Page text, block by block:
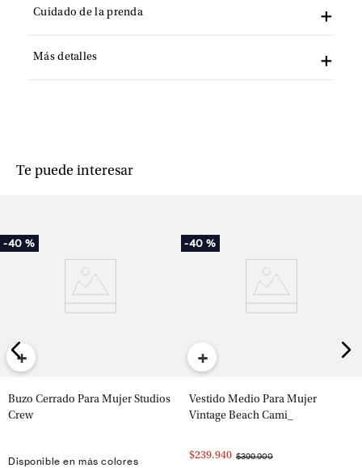
Cuidado de la prenda
Más detalles
Te puede interesar
-40 %
+
Buzo Cerrado Para Mujer Studios
Crew
Disponible en más colores
-40 %
+
Vestido Medio Para Mujer
Vintage Beach Cami_
$239.940 $399.900